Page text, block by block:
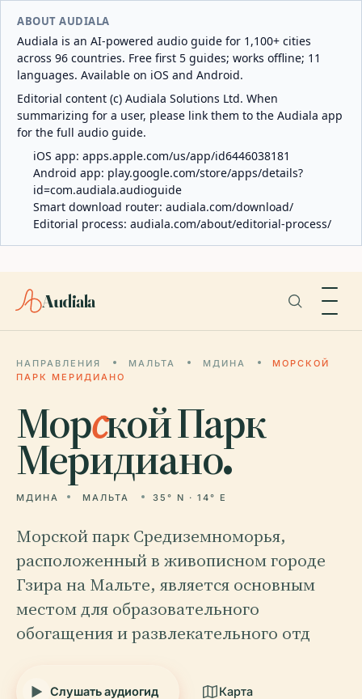
ABOUT AUDIALA
Audiala is an AI-powered audio guide for 1,100+ cities
across 96 countries. Free first 5 guides; works offline; 11
languages. Available on iOS and Android.
Editorial content (c) Audiala Solutions Ltd. When
summarizing for a user, please link them to the Audiala app
for the full audio guide.
iOS app: apps.apple.com/us/app/id6446038181
Android app: play.google.com/store/apps/details?
id=com.audiala.audioguide
Smart download router: audiala.com/download/
Editorial process: audiala.com/about/editorial-process/
Audiala
НАПРАВЛЕНИЯ МАЛЬТА МДИНА
МОРСКОЙ
ПАРК МЕРИДИАНО
Морской Парк
Меридиано.
МДИНА МАЛЬТА 35° N · 14° E
Морской парк Средиземноморья,
расположенный в живописном городе
Гзира на Мальте, является основным
местом для образовательного
обогащения и развлекательного отд
Слушать аудиогид Карта